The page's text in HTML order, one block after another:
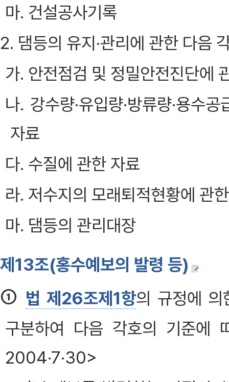
마. 건설공사기록
2. 댐등의 유지·관리에 관한 다음
가. 안전점검 및 정밀안전진단에
나. 강수량·유입량·방류량·용수
자료
다. 수질에 관한 자료
라. 저수지의 모래퇴적현황에 관
마. 댐등의 관리대장
제13조(홍수예보의 발령 등)
① 법 제26조제1항의 규정에 의
구분하여 다음 각호의 기준에
2004·7·30>